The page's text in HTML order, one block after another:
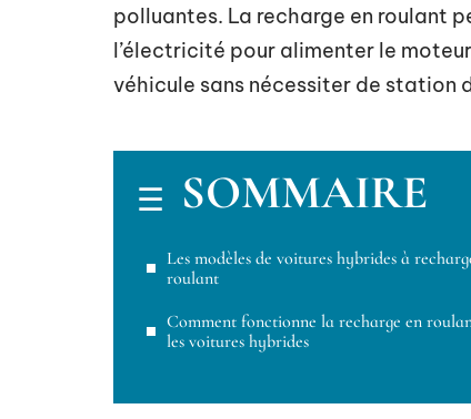
polluantes. La recharge en roulant
l’électricité pour alimenter le
véhicule sans nécessiter de station
SOMMAIRE
Les modèles de voitures hybrides à
roulant
Comment fonctionne la recharge en
les voitures hybrides